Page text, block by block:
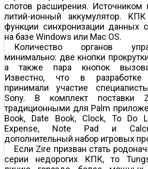
слотов расширения. Источником
литий-ионный аккумулятор.
функции синхронизации данных
на базе Windows или Mac OS.
Количество органов
минимально: две кнопки
а также пара кнопок
Известно, что в
принимали участие
Sony. В комплект поставки
традиционными для Palm
Book, Date Book, Clock, To Do
Expense, Note Pad и
дополнительный набор игровых
Если Zire призван стать
серии недорогих КПК, то